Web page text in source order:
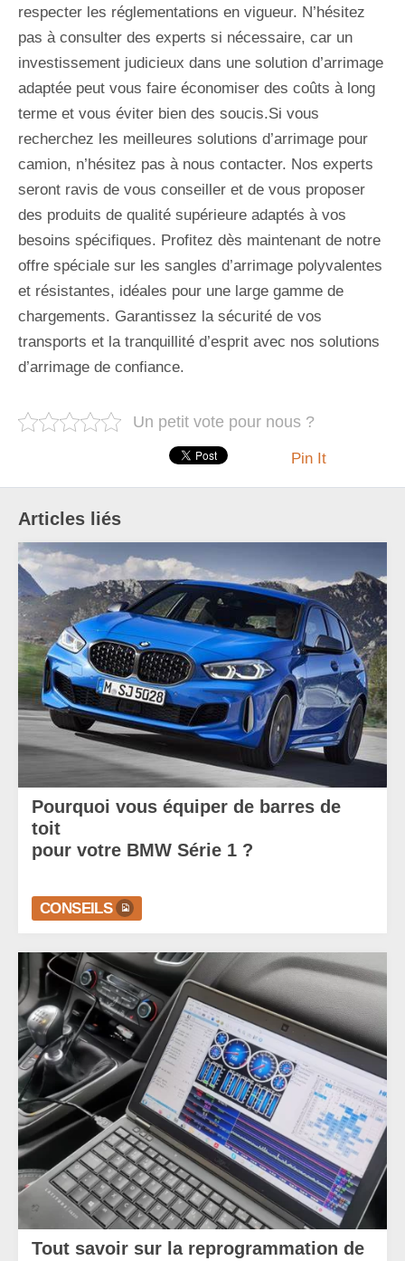
respecter les réglementations en vigueur. N’hésitez
pas à consulter des experts si nécessaire, car un
investissement judicieux dans une solution d’arrimage
adaptée peut vous faire économiser des coûts à long
terme et vous éviter bien des soucis.Si vous
recherchez les meilleures solutions d’arrimage pour
camion, n’hésitez pas à nous contacter. Nos experts
seront ravis de vous conseiller et de vous proposer
des produits de qualité supérieure adaptés à vos
besoins spécifiques. Profitez dès maintenant de notre
offre spéciale sur les sangles d’arrimage polyvalentes
et résistantes, idéales pour une large gamme de
chargements. Garantissez la sécurité de vos
transports et la tranquillité d’esprit avec nos solutions
d’arrimage de confiance.
Un petit vote pour nous ?
Pin It
Articles liés
Pourquoi vous équiper de barres de
toit
pour votre BMW Série 1 ?
CONSEILS
Tout savoir sur la reprogrammation de